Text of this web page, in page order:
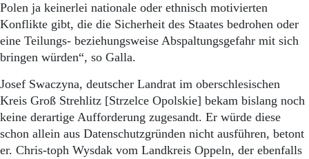
Polen ja keinerlei nationale oder ethnisch motivierten
Konflikte gibt, die die Sicherheit des Staates bedrohen oder
eine Teilungs- beziehungsweise Abspaltungsgefahr mit sich
bringen würden“, so Galla.
Josef Swaczyna, deutscher Landrat im oberschlesischen
Kreis Groß Strehlitz [Strzelce Opolskie] bekam bislang noch
keine derartige Aufforderung zugesandt. Er würde diese
schon allein aus Datenschutzgründen nicht ausführen, betont
er. Chris-toph Wysdak vom Landkreis Oppeln, der ebenfalls